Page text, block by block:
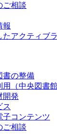
ご相談
報
たアクティブ
書の整備
（中央図書館
開発
ス
子コンテンツ
ご相談